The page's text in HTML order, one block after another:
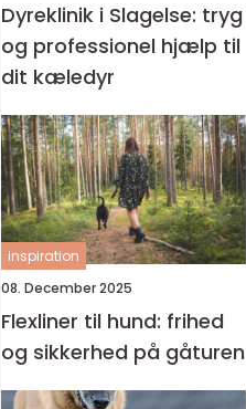
Dyreklinik i Slagelse: tryg
og professionel hjælp til
dit kæledyr
inspiration
08. December 2025
Flexliner til hund: frihed
og sikkerhed på gåturen